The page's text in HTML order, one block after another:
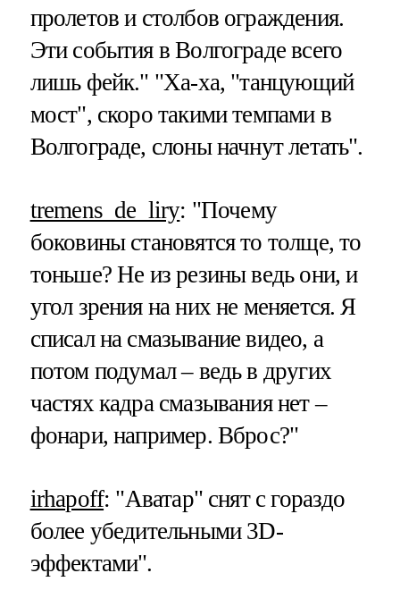
пролетов и столбов ограждения.
Эти события в Волгограде всего
лишь фейк." "Ха-ха, "танцующий
мост", скоро такими темпами в
Волгограде, слоны начнут летать".
tremens_de_liry: "Почему
боковины становятся то толще, то
тоньше? Не из резины ведь они, и
угол зрения на них не меняется. Я
списал на смазывание видео, а
потом подумал – ведь в других
частях кадра смазывания нет –
фонари, например. Вброс?"
irhapoff: "Аватар" снят с гораздо
более убедительными 3D-
эффектами".